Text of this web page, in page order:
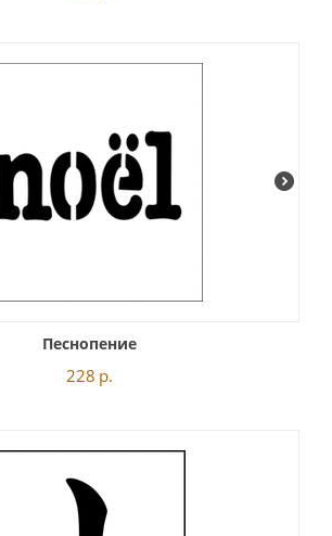
Песнопение
228 р.